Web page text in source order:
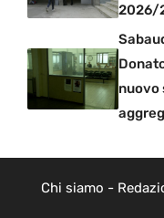
2026/
nuovo
Chi siamo -